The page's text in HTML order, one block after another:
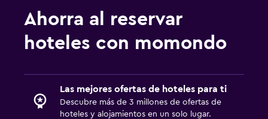
Ahorra al reservar
hoteles con momondo
Las mejores ofertas de hoteles para ti
Descubre más de 3 millones de ofertas de
hoteles y alojamientos en un solo lugar.